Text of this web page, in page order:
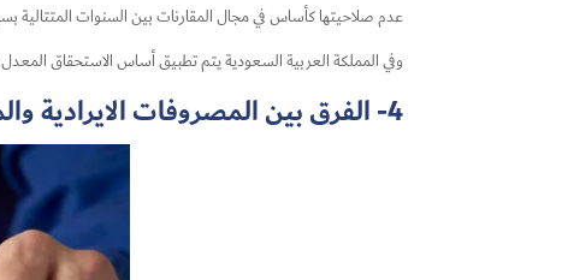
عدم صلاحيتها كأساس في مجال المقارنات بين السنوات المتتالية
وفي المملكة العربية السعودية يتم تطبيق أساس الاستحقاق
4- الفرق بين المصروفات الايرادية والمصروفات الرأسمالية لكل من المحاسبة المالية و المحاسبة الحكومية :